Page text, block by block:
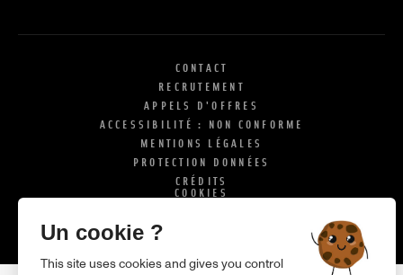
CONTACT
RECRUTEMENT
APPELS D'OFFRES
ACCESSIBILITÉ : NON CONFORME
MENTIONS LÉGALES
PROTECTION DONNÉES
CRÉDITS
COOKIES
Un cookie ?
This site uses cookies and gives you control